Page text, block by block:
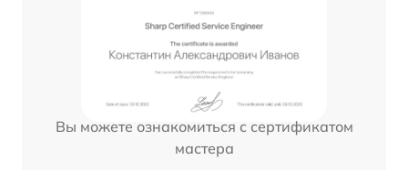
Вы можете ознакомиться с сертификатом
мастера